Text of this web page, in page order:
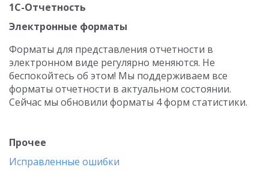
1С-Отчетность
Электронные форматы
Форматы для представления отчетности в
электронном виде регулярно меняются. Не
беспокойтесь об этом! Мы поддерживаем все
форматы отчетности в актуальном состоянии.
Сейчас мы обновили форматы 4 форм статистики.
Прочее
Исправленные ошибки